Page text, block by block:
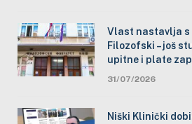
Vlast nastavlja s
Filozofski – još
upitne i plate
31/07/2026
Niški Klinički